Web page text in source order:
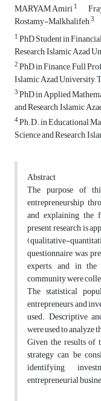
MARYAM Amiri1
Rostamy-Malkhalifeh3
1PhD Student in
Research, Islamic Azad
2PhD in Finance, Full
Islamic Azad University,
3PhD in Applied
and Research, Islamic
4Ph.D. in Educational
Science and Research,
Abstract
The purpose of
entrepreneurship
and explaining the
present research is
(qualitative-
questionnaire was
experts, and in
community were
The statistical
entrepreneurs and
used. Descriptive
were used to analyze
Given the results of
strategy can be
identifying
entrepreneurial